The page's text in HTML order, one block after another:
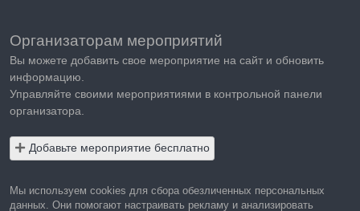
Организаторам мероприятий
Вы можете добавить свое мероприятие на сайт и обновить
информацию.
Управляйте своими мероприятиями в контрольной панели
организатора.
Добавьте мероприятие бесплатно
Мы используем cookies для сбора обезличенных персональных
данных. Они помогают настраивать рекламу и анализировать